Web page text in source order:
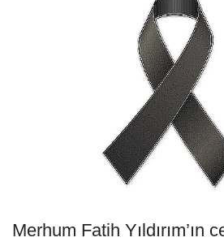
Merhum Fatih Yıldırım’ın